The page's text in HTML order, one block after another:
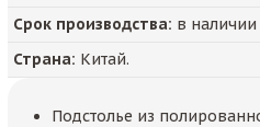
Срок производства: в наличии
Страна: Китай.
Подстолье из